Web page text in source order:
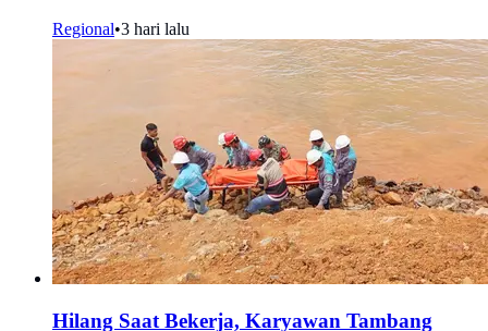
Regional•3 hari lalu
Hilang Saat Bekerja, Karyawan Tambang